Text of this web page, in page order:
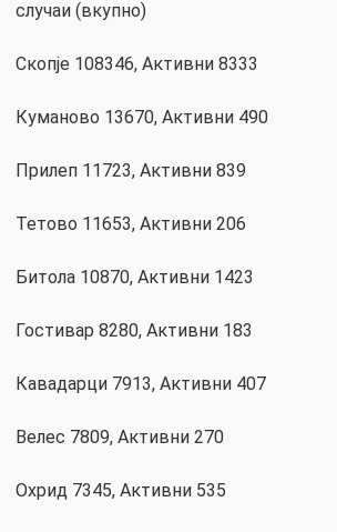
случаи (вкупно)
Скопје 108346, Активни 8333
Куманово 13670, Активни 490
Прилеп 11723, Активни 839
Тетово 11653, Активни 206
Битола 10870, Активни 1423
Гостивар 8280, Активни 183
Кавадарци 7913, Активни 407
Велес 7809, Активни 270
Охрид 7345, Активни 535